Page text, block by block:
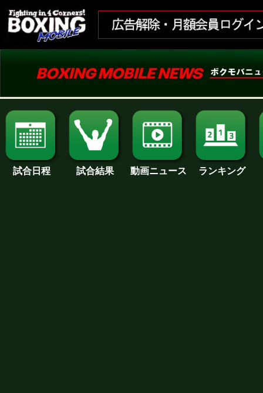
試合日程 試合結果 動画ニュース ランキング